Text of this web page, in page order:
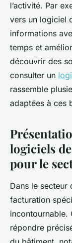
l’activité. Par
vers un logiciel
informations
temps et
découvrir des
consulter un
rassemble
adaptées à ces
logiciels
pour le
Dans le
facturation
incontournable.
répondre